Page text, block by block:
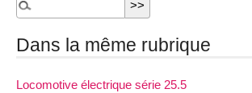
Dans la même rubrique
Locomotive électrique série 25.5